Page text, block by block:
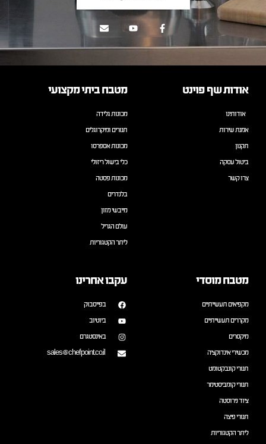
אודות שף פוינט
אודותינו
אמנת שירות
תקנון
ביטול עסקה
צרו קשר
מטבח ביתי מקצועי
מכונות גלידה
תנורים ומיקרוגלים
מכונות אספרסו
כלי בישול ריזולי
מכונות פסטה
בלנדרים
מייבשי מזון
עולם הגריל
ליתר הקטגוריות
מטבח מוסדי
מקפיאים תעשייתיים
מקררים תעשייתיים
מיקסרים
מכשירי אינדוקציה
תנורי קונבקטומט
תנורי קומביסטימר
ציוד נירוסטה
תנורי פיצה
ליתר הקטגוריות
עקבו אחרינו
בפייסבוק
ביוטיוב
באינסטגרם
sales@chefpoint.co.il